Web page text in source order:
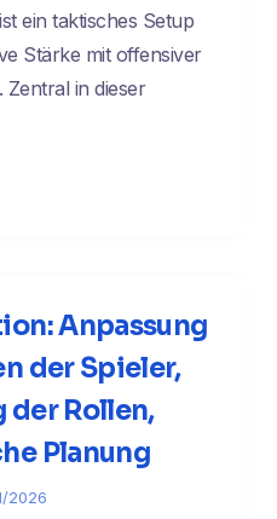
ein taktisches Setup
Stärke mit offensiver
Zentral in dieser
Anpassung
der Spieler,
der Rollen,
Planung
2026